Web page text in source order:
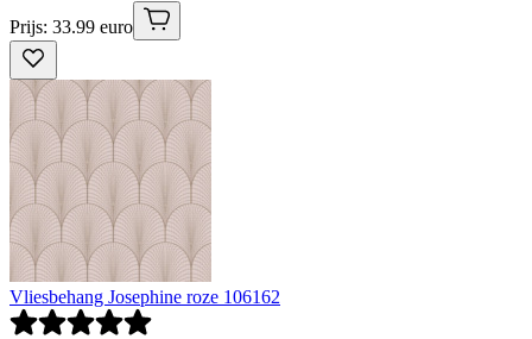
Prijs: 33.99 euro
Vliesbehang Josephine roze 106162